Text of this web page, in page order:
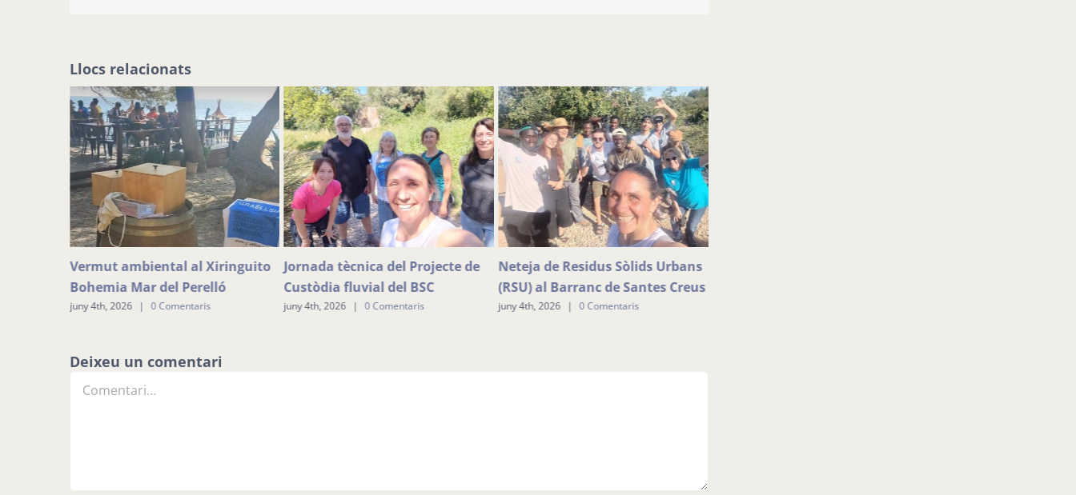
Llocs relacionats
Vermut ambiental al Xiringuito
Bohemia Mar del Perelló
juny 4th, 2026 | 0 Comentaris
Jornada tècnica del Projecte de
Custòdia fluvial del BSC
juny 4th, 2026 | 0 Comentaris
Neteja de Residus Sòlids Urbans
(RSU) al Barranc de Santes Creus
juny 4th, 2026 | 0 Comentaris
Deixeu un comentari